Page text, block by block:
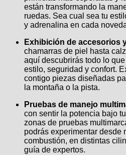
están transformando la
ruedas. Sea cual sea tu
y adrenalina en cada
Exhibición de accesorios
chamarras de piel hasta
aquí descubrirás todo lo
estilo, seguridad y confort.
contigo piezas diseñadas
la montaña o la pista.
Pruebas de manejo
con sentir la potencia bajo
zonas de pruebas
podrás experimentar desde
combustión, en distintas
guía de expertos.